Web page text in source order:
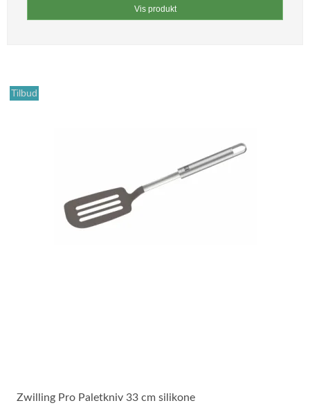
Vis produkt
Tilbud
Zwilling Pro Paletkniv 33 cm silikone